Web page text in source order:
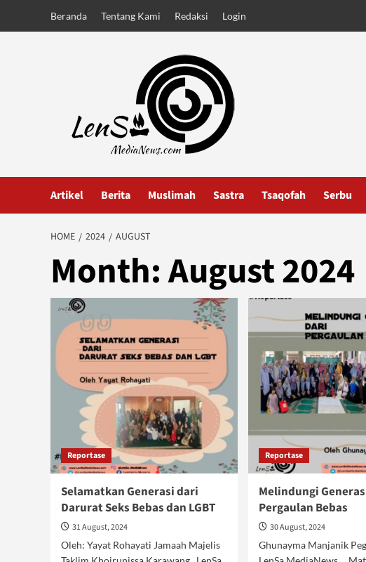
Beranda Tentang Kami Redaksi Login
Artikel Berita Muslimah Sastra Tsaqofah Serbu
HOME 2024 AUGUST
Month:August 2024
Reportase
Selamatkan Generasi dari
Darurat Seks Bebas dan LGBT
31 August, 2024
Oleh: Yayat Rohayati Jamaah Majelis
Reportase
Melindungi
Pergaulan Bebas
30 August, 2024
Ghunayma Manjanik